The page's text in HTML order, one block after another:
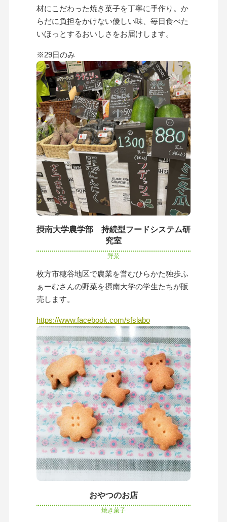
材にこだわった焼き菓子を丁寧に手作り。か
らだに負担をかけない優しい味、毎日食べた
いほっとするおいしさをお届けします。
※29日のみ
摂南大学農学部 持続型フードシステム研
究室
野菜
枚方市穂谷地区で農業を営むひらかた独歩ふ
ぁーむさんの野菜を摂南大学の学生たちが販
売します。
https://www.facebook.com/sfslabo
おやつのお店
焼き菓子